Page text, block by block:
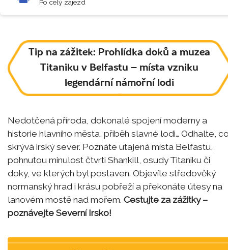
Po celý zájezd
Tip na zážitek: Prohlídka doků a muzea
Titaniku v Belfastu – místa vzniku
legendární námořní lodi
Nedotčená příroda, dokonalé spojení moderny a
historie hlavního města, příběh slavné lodi… Odhalte,
skrývá irský sever. Poznáte utajená místa Belfastu,
pohnutou minulost čtvrti Shankill, osudy Titaniku či
doky, ve kterých byl postaven. Objevíte středověký
normanský hrad i krásu pobřeží a překonáte útesy na
lanovém mostě nad mořem. Cestujte za zážitky –
poznávejte Severní Irsko!